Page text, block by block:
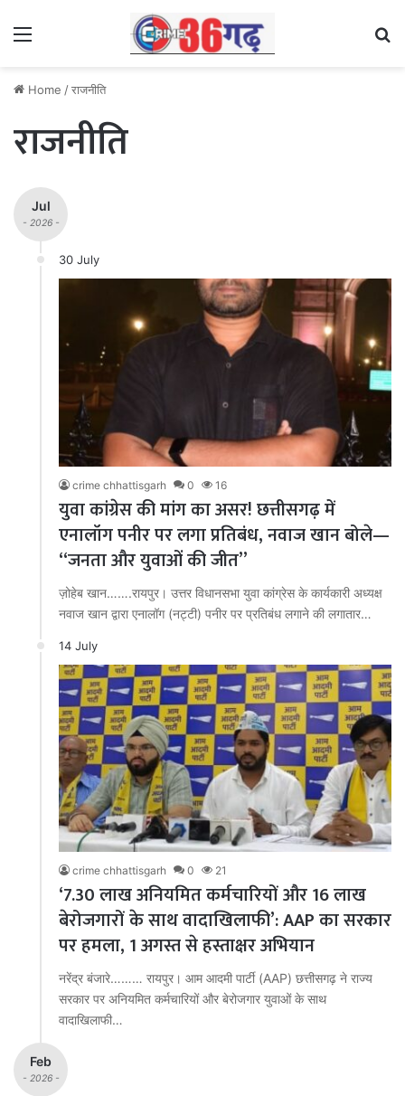
Menu
Home /राजनीति
राजनीति
Jul
- 2026 -
30 July
crime chhattisgarh 0 16
युवा कांग्रेस की मांग का असर! छत्तीसगढ़ में
एनालॉग पनीर पर लगा प्रतिबंध, नवाज खान बोले—
“जनता और युवाओं की जीत”
ज़ोहेब खान…….रायपुर। उत्तर विधानसभा युवा कांग्रेस के कार्यकारी अध्यक्ष
नवाज खान द्वारा एनालॉग (नट्टी) पनीर पर प्रतिबंध लगाने की लगातार…
14 July
crime chhattisgarh 0 21
‘7.30 लाख अनियमित कर्मचारियों और 16 लाख
बेरोजगारों के साथ वादाखिलाफी’: AAP का सरकार
पर हमला, 1 अगस्त से हस्ताक्षर अभियान
नरेंद्र बंजारे……… रायपुर। आम आदमी पार्टी (AAP) छत्तीसगढ़ ने राज्य
सरकार पर अनियमित कर्मचारियों और बेरोजगार युवाओं के साथ
वादाखिलाफी…
Feb
- 2026 -